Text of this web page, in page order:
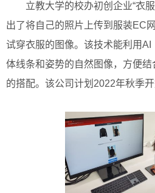
立教大学的校办初创企业“衣
出了将自己的照片上传到服装EC
试穿衣服的图像。该技术能利用
体线条和姿势的自然图像，方便
的搭配。该公司计划2022年秋季